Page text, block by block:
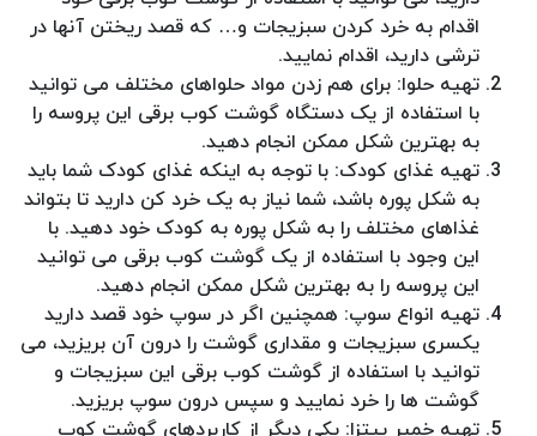
اقدام به خرد کردن سبزیجات و… که قصد ریختن آنها در
ترشی دارید، اقدام نمایید.
تهیه حلوا: برای هم زدن مواد حلواهای مختلف می توانید
با استفاده از یک دستگاه گوشت کوب برقی این پروسه را
به بهترین شکل ممکن انجام دهید.
تهیه غذای کودک: با توجه به اینکه غذای کودک شما باید
به شکل پوره باشد، شما نیاز به یک خرد کن دارید تا بتواند
غذاهای مختلف را به شکل پوره به کودک خود دهید. با
این وجود با استفاده از یک گوشت کوب برقی می توانید
این پروسه را به بهترین شکل ممکن انجام دهید.
تهیه انواع سوپ: همچنین اگر در سوپ خود قصد دارید
یکسری سبزیجات و مقداری گوشت را درون آن بریزید، می
توانید با استفاده از گوشت کوب برقی این سبزیجات و
گوشت ها را خرد نمایید و سپس درون سوپ بریزید.
تهیه خمیر پیتزا: یکی دیگر از کاربردهای گوشت کوب